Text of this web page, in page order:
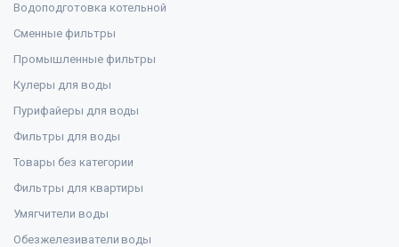
Водоподготовка котельной
Сменные фильтры
Промышленные фильтры
Кулеры для воды
Пурифайеры для воды
Фильтры для воды
Товары без категории
Фильтры для квартиры
Умягчители воды
Обезжелезиватели воды